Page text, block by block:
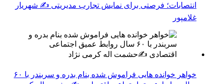
انتصابات؛ فرصتی برای نمایش تجارب مدیریتی ✍ شهریار
غلامپور
خواهر خوانده هایی فراموش شده بنام بدره و سربندر با ۶۰